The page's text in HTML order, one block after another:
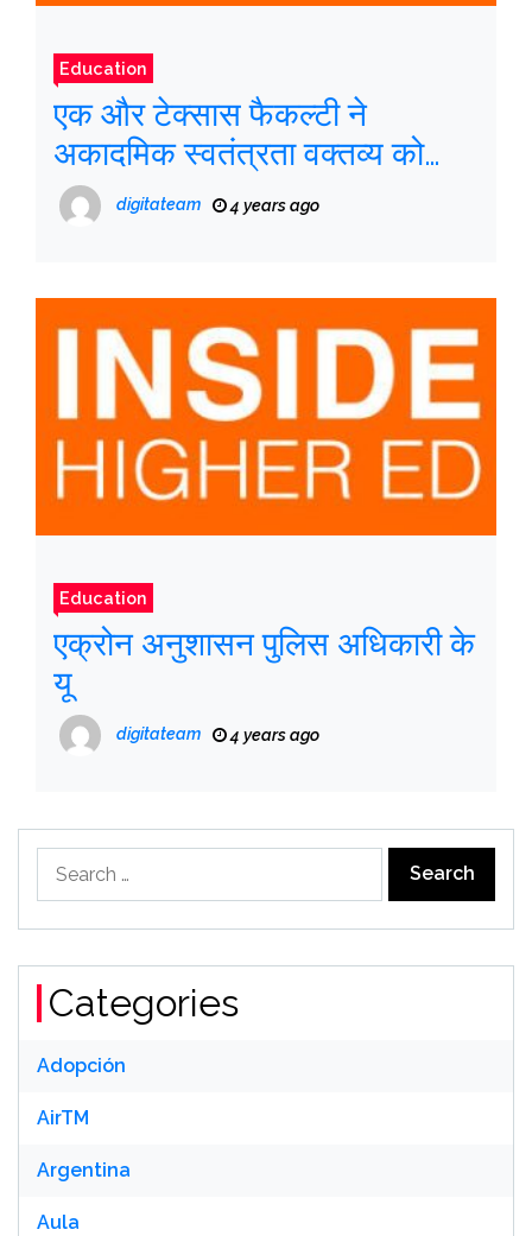
Education
एक और टेक्सास फैकल्टी ने
अकादमिक स्वतंत्रता वक्तव्य को
मंजूरी दीdigitateam 4 years ago
Education
एक्रोन अनुशासन पुलिस अधिकारी के
यू
digitateam 4 years ago
for:
Categories
Adopción
AirTM
Argentina
Aula